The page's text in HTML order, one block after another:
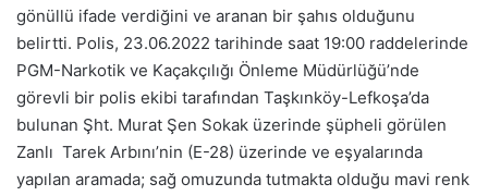
gönüllü ifade verdiğini ve aranan bir şahıs olduğunu
belirtti. Polis, 23.06.2022 tarihinde saat 19:00 raddelerinde
PGM-Narkotik ve Kaçakçılığı Önleme Müdürlüğü’nde
görevli bir polis ekibi tarafından Taşkınköy-Lefkoşa’da
bulunan Şht. Murat Şen Sokak üzerinde şüpheli görülen
Zanlı Tarek Arbını’nin (E-28) üzerinde ve eşyalarında
yapılan aramada; sağ omuzunda tutmakta olduğu mavi renk